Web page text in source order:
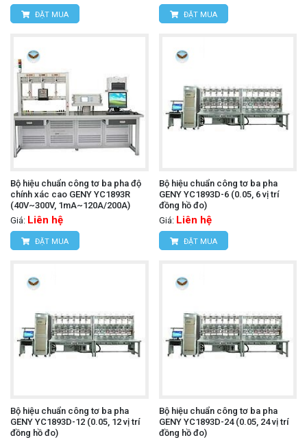
ĐẶT MUA ĐẶT MUA
Bộ hiệu chuẩn công tơ ba pha độ
chính xác cao GENY YC1893R
(40V~300V, 1mA~120A/200A)
Giá: Liên hệ
ĐẶT MUA
Bộ hiệu chuẩn công tơ ba pha
GENY YC1893D-6 (0.05, 6 vị trí
đồng hồ đo)
Giá: Liên hệ
ĐẶT MUA
Bộ hiệu chuẩn công tơ ba pha
GENY YC1893D-12 (0.05, 12 vị trí
đồng hồ đo)
Bộ hiệu chuẩn công tơ ba pha
GENY YC1893D-24 (0.05, 24 vị trí
đồng hồ đo)